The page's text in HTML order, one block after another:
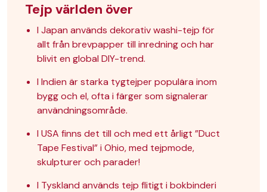
Tejp världen över
I Japan används dekorativwashi-tejp för
allt från brevpapper till inredning och har
blivit en global DIY-trend.
I Indien är starka tygtejperpopulära inom
bygg och el, ofta i färger som signalerar
användningsområde.
I USA finns det till och med ett årligt ”Duct
Tape Festival” i Ohio, med tejpmode,
skulpturer och parader!
I Tyskland används tejp flitigt i bokbinderi